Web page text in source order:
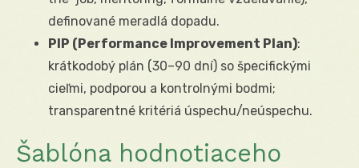
definované meradlá dopadu.
PIP (Performance Improvement Plan):
krátkodobý plán (30–90 dní) so špecifickými
cieľmi, podporou a kontrolnými bodmi;
transparentné kritériá úspechu/neúspechu.
Šablóna hodnotiaceho